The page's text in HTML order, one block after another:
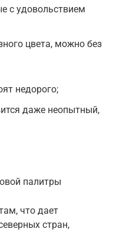
с удовольствием
цвета, можно без
недорого;
даже неопытный,
палитры
что дает
стран,